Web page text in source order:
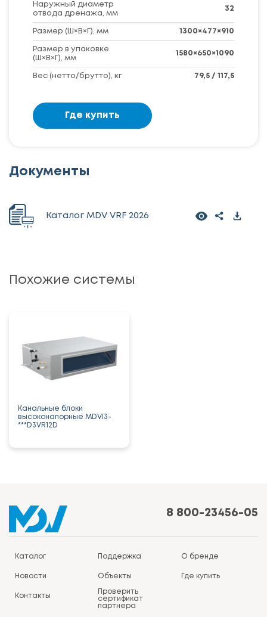
Наружный диаметр
отвода дренажа, мм
32
Размер (Ш×В×Г), мм 1300×477×910
Размер в упаковке
(Ш×В×Г), мм
1580×650×1090
Вес (нетто/брутто), кг 79,5 / 117,5
Где купить
Документы
Каталог MDV VRF 2026
Похожие системы
Канальные блоки
высоконапорные MDVI3-
***D3VR12D
8 800-23456-05
Каталог Поддержка О бренде
Новости Объекты Где купить
Контакты
Проверить
сертификат
партнера